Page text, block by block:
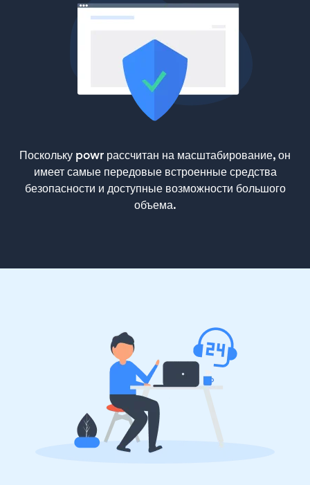
Поскольку powr рассчитан на масштабирование, он
имеет самые передовые встроенные средства
безопасности и доступные возможности большого
объема.